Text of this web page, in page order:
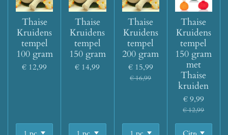
Thaise
Kruidens
tempel
100 gram
€ 12,99
Thaise
Kruidens
tempel
150 gram
€ 14,99
Thaise
Kruidens
tempel
200 gram
€ 15,99
€ 16,99
Thaise
Kruidens
tempel
150 gram
met
Thaise
kruiden
€ 9,99
€ 12,99